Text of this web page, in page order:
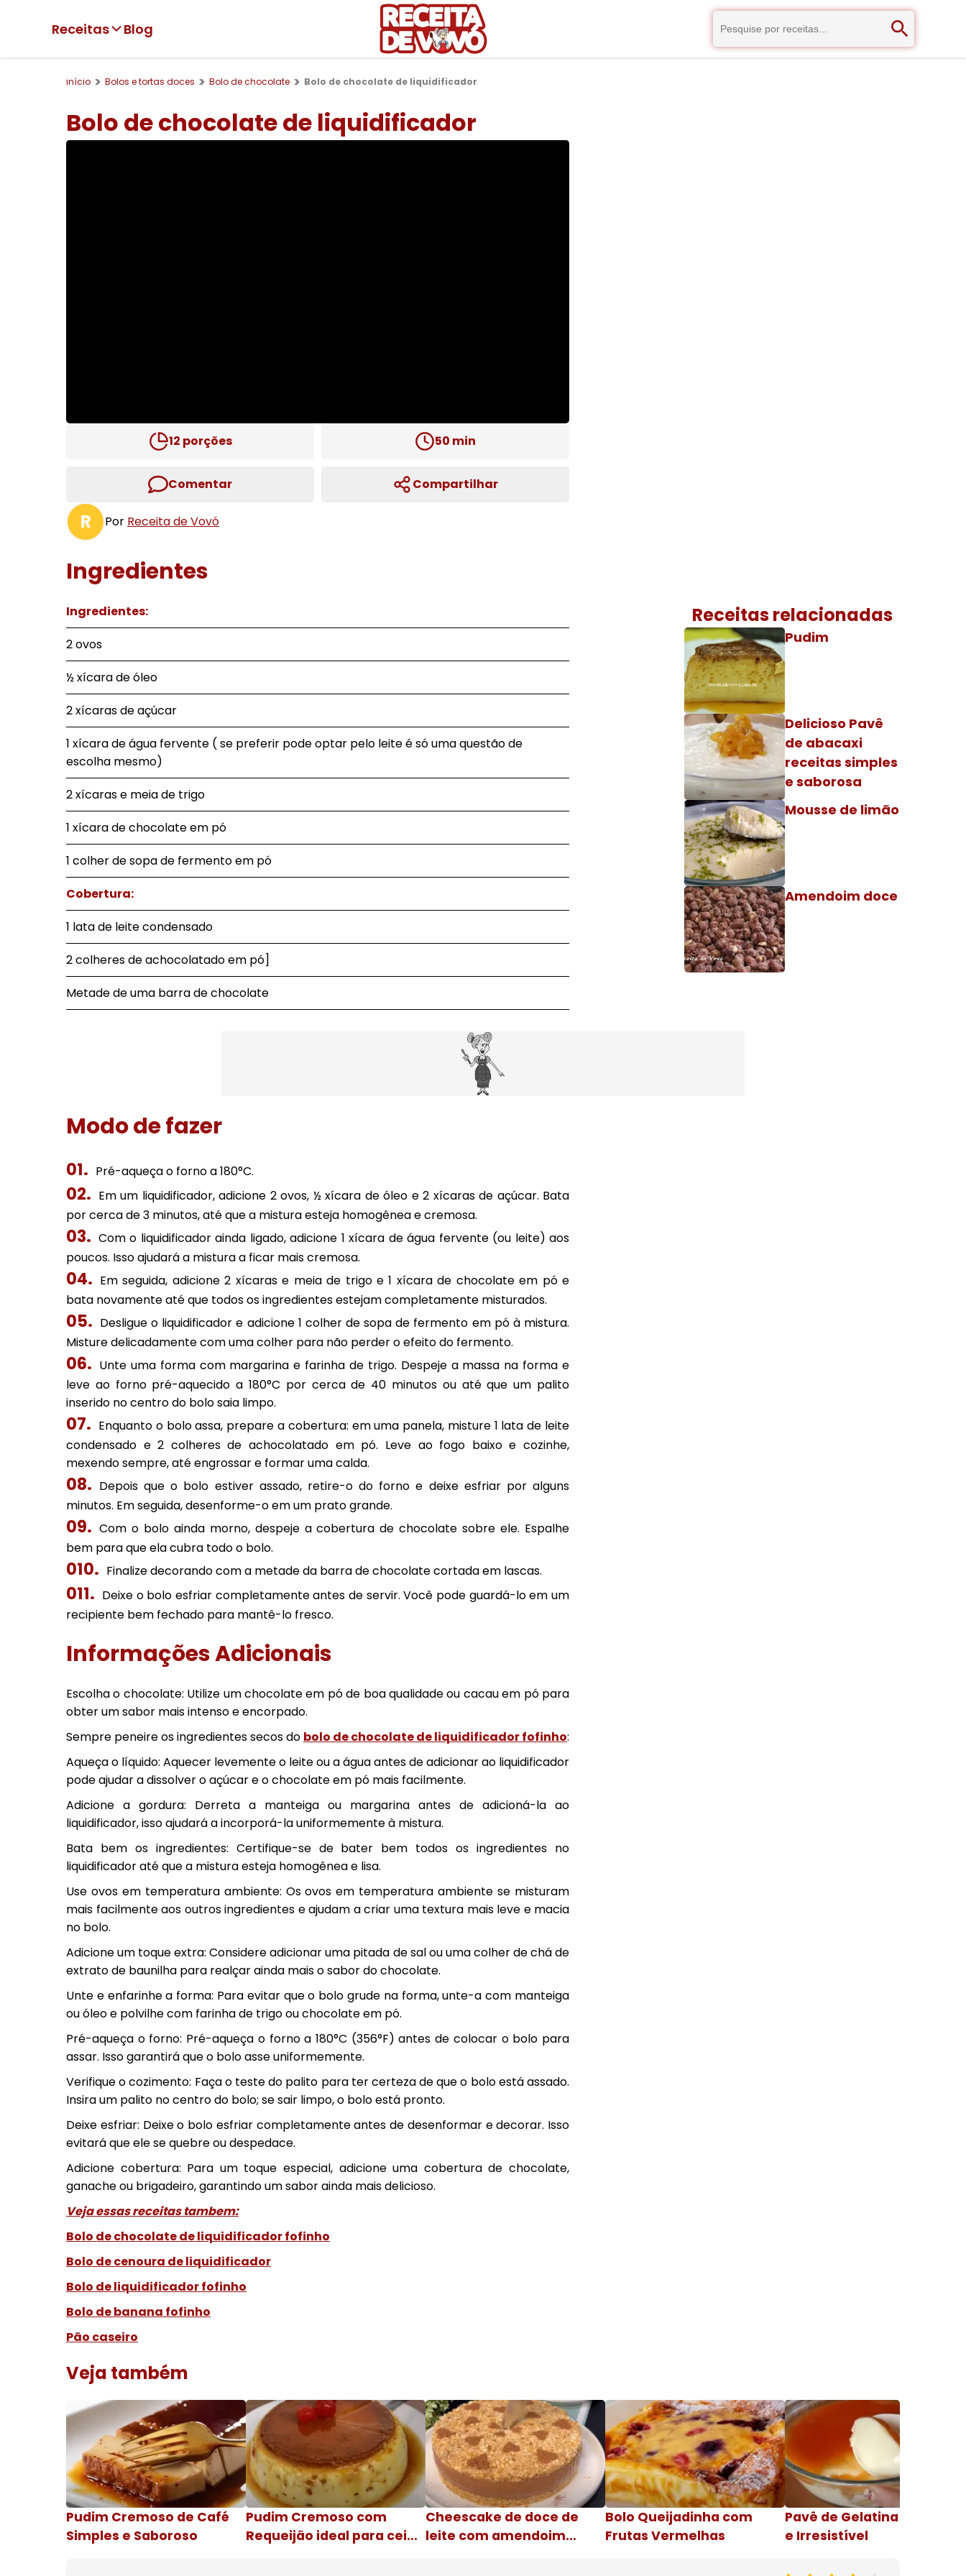
Receitas Blog
início Bolos e tortas doces Bolo de chocolate Bolo de chocolate de liquidificador
Bolo de chocolate de liquidificador
12 porções 50 min
Comentar Compartilhar
R Por Receita de Vovó
Ingredientes
Ingredientes:
2 ovos
½ xícara de óleo
2 xícaras de açúcar
1 xícara de água fervente ( se preferir pode optar pelo leite é só uma questão de
escolha mesmo)
2 xícaras e meia de trigo
1 xícara de chocolate em pó
1 colher de sopa de fermento em pó
Cobertura:
1 lata de leite condensado
2 colheres de achocolatado em pó]
Metade de uma barra de chocolate
Receitas relacionadas
Pudim
Delicioso Pavê
de abacaxi
receitas simples
e saborosa
Mousse de limão
Amendoim doce
Modo de fazer
Pré-aqueça o forno a 180°C.
Em um liquidificador, adicione 2 ovos, ½ xícara de óleo e 2 xícaras de açúcar. Bata
por cerca de 3 minutos, até que a mistura esteja homogênea e cremosa.
Com o liquidificador ainda ligado, adicione 1 xícara de água fervente (ou leite) aos
poucos. Isso ajudará a mistura a ficar mais cremosa.
Em seguida, adicione 2 xícaras e meia de trigo e 1 xícara de chocolate em pó e
bata novamente até que todos os ingredientes estejam completamente misturados.
Desligue o liquidificador e adicione 1 colher de sopa de fermento em pó à mistura.
Misture delicadamente com uma colher para não perder o efeito do fermento.
Unte uma forma com margarina e farinha de trigo. Despeje a massa na forma e
leve ao forno pré-aquecido a 180°C por cerca de 40 minutos ou até que um palito
inserido no centro do bolo saia limpo.
Enquanto o bolo assa, prepare a cobertura: em uma panela, misture 1 lata de leite
condensado e 2 colheres de achocolatado em pó. Leve ao fogo baixo e cozinhe,
mexendo sempre, até engrossar e formar uma calda.
Depois que o bolo estiver assado, retire-o do forno e deixe esfriar por alguns
minutos. Em seguida, desenforme-o em um prato grande.
Com o bolo ainda morno, despeje a cobertura de chocolate sobre ele. Espalhe
bem para que ela cubra todo o bolo.
Finalize decorando com a metade da barra de chocolate cortada em lascas.
Deixe o bolo esfriar completamente antes de servir. Você pode guardá-lo em um
recipiente bem fechado para mantê-lo fresco.
Informações Adicionais
Escolha o chocolate: Utilize um chocolate em pó de boa qualidade ou cacau em pó para
obter um sabor mais intenso e encorpado.
Sempre peneire os ingredientes secos do bolo de chocolate de liquidificador fofinho:
Aqueça o líquido: Aquecer levemente o leite ou a água antes de adicionar ao liquidificador
pode ajudar a dissolver o açúcar e o chocolate em pó mais facilmente.
Adicione a gordura: Derreta a manteiga ou margarina antes de adicioná-la ao
liquidificador, isso ajudará a incorporá-la uniformemente à mistura.
Bata bem os ingredientes: Certifique-se de bater bem todos os ingredientes no
liquidificador até que a mistura esteja homogênea e lisa.
Use ovos em temperatura ambiente: Os ovos em temperatura ambiente se misturam
mais facilmente aos outros ingredientes e ajudam a criar uma textura mais leve e macia
no bolo.
Adicione um toque extra: Considere adicionar uma pitada de sal ou uma colher de chá de
extrato de baunilha para realçar ainda mais o sabor do chocolate.
Unte e enfarinhe a forma: Para evitar que o bolo grude na forma, unte-a com manteiga
ou óleo e polvilhe com farinha de trigo ou chocolate em pó.
Pré-aqueça o forno: Pré-aqueça o forno a 180°C (356°F) antes de colocar o bolo para
assar. Isso garantirá que o bolo asse uniformemente.
Verifique o cozimento: Faça o teste do palito para ter certeza de que o bolo está assado.
Insira um palito no centro do bolo; se sair limpo, o bolo está pronto.
Deixe esfriar: Deixe o bolo esfriar completamente antes de desenformar e decorar. Isso
evitará que ele se quebre ou despedace.
Adicione cobertura: Para um toque especial, adicione uma cobertura de chocolate,
ganache ou brigadeiro, garantindo um sabor ainda mais delicioso.
Veja essas receitas tambem:
Bolo de chocolate de liquidificador fofinho
Bolo de cenoura de liquidificador
Bolo de liquidificador fofinho
Bolo de banana fofinho
Pão caseiro
Veja também
Pudim Cremoso de Café
Simples e Saboroso
Pudim Cremoso com
Requeijão ideal para ceia
Cheescake de doce de
leite com amendoim
Bolo Queijadinha com
Frutas Vermelhas
Pavê de Gelatina Cremosa
e Irresistível